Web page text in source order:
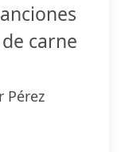
carne
Pérez